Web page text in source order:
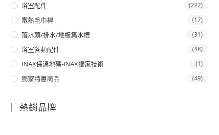
浴室配件 (222)
電熱毛巾桿 (17)
落水頭/排水/地板集水槽 (31)
浴室各類配件 (48)
INAX保溫地磚-INAX獨家技術 (1)
獨家特惠商品 (49)
熱銷品牌